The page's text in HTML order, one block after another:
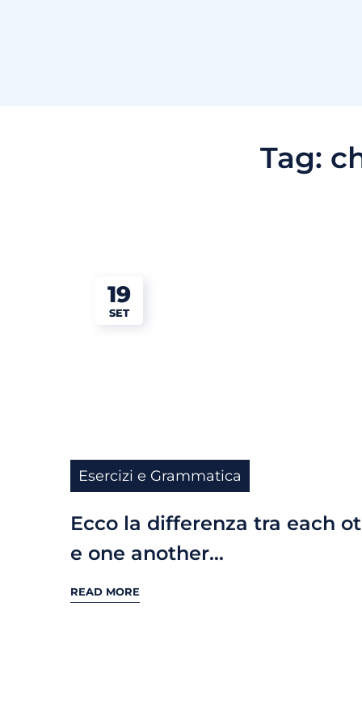
Tag:
19
SET
Esercizi e Grammatica
Ecco la differenza tra each
e one another…
READ MORE